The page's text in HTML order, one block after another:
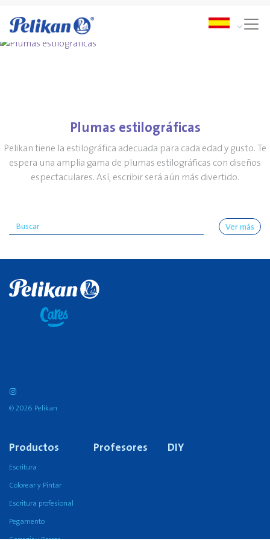
Plumas estilográficas
Pelikan tiene la estilográfica adecuada para cada edad y gusto. Te
espera una amplia gama de plumas estilográficas con diseños
espectaculares. Así, escribir será aún más divertido.
Ver más
© 2026 Pelikan
Productos
Escritura
Colorear y Pintar
Escritura profesional
Pegamento
Profesores DIY